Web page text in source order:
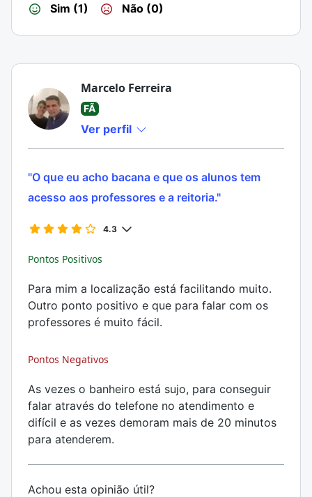
Sim (1)
Não (0)
Marcelo Ferreira
FÃ
Ver perfil
"O que eu acho bacana e que os alunos tem
acesso aos professores e a reitoria."
4.3
Pontos Positivos
Para mim a localização está facilitando muito.
Outro ponto positivo e que para falar com os
professores é muito fácil.
Pontos Negativos
As vezes o banheiro está sujo, para conseguir
falar através do telefone no atendimento e
difícil e as vezes demoram mais de 20 minutos
para atenderem.
Achou esta opinião útil?